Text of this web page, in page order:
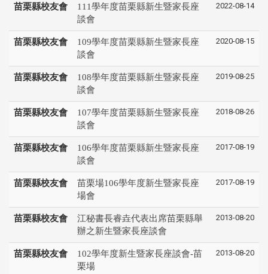
苗栗縣校友會
111學年度苗栗縣新生暨家長座
談會
2022-08-14
苗栗縣校友會
109學年度苗栗縣新生暨家長座
談會
2020-08-15
苗栗縣校友會
108學年度苗栗縣新生暨家長座
談會
2019-08-25
苗栗縣校友會
107學年度苗栗縣新生暨家長座
談會
2018-08-26
苗栗縣校友會
106學年度苗栗縣新生暨家長座
談會
2017-08-19
苗栗縣校友會
苗栗場106學年度新生暨家長座
場會
2017-08-19
苗栗縣校友會
江秘書長睿垚代表出席苗栗縣舉
辦之新生暨家長座談會
2013-08-20
苗栗縣校友會
102學年度新生暨家長座談會-苗
栗場
2013-08-20